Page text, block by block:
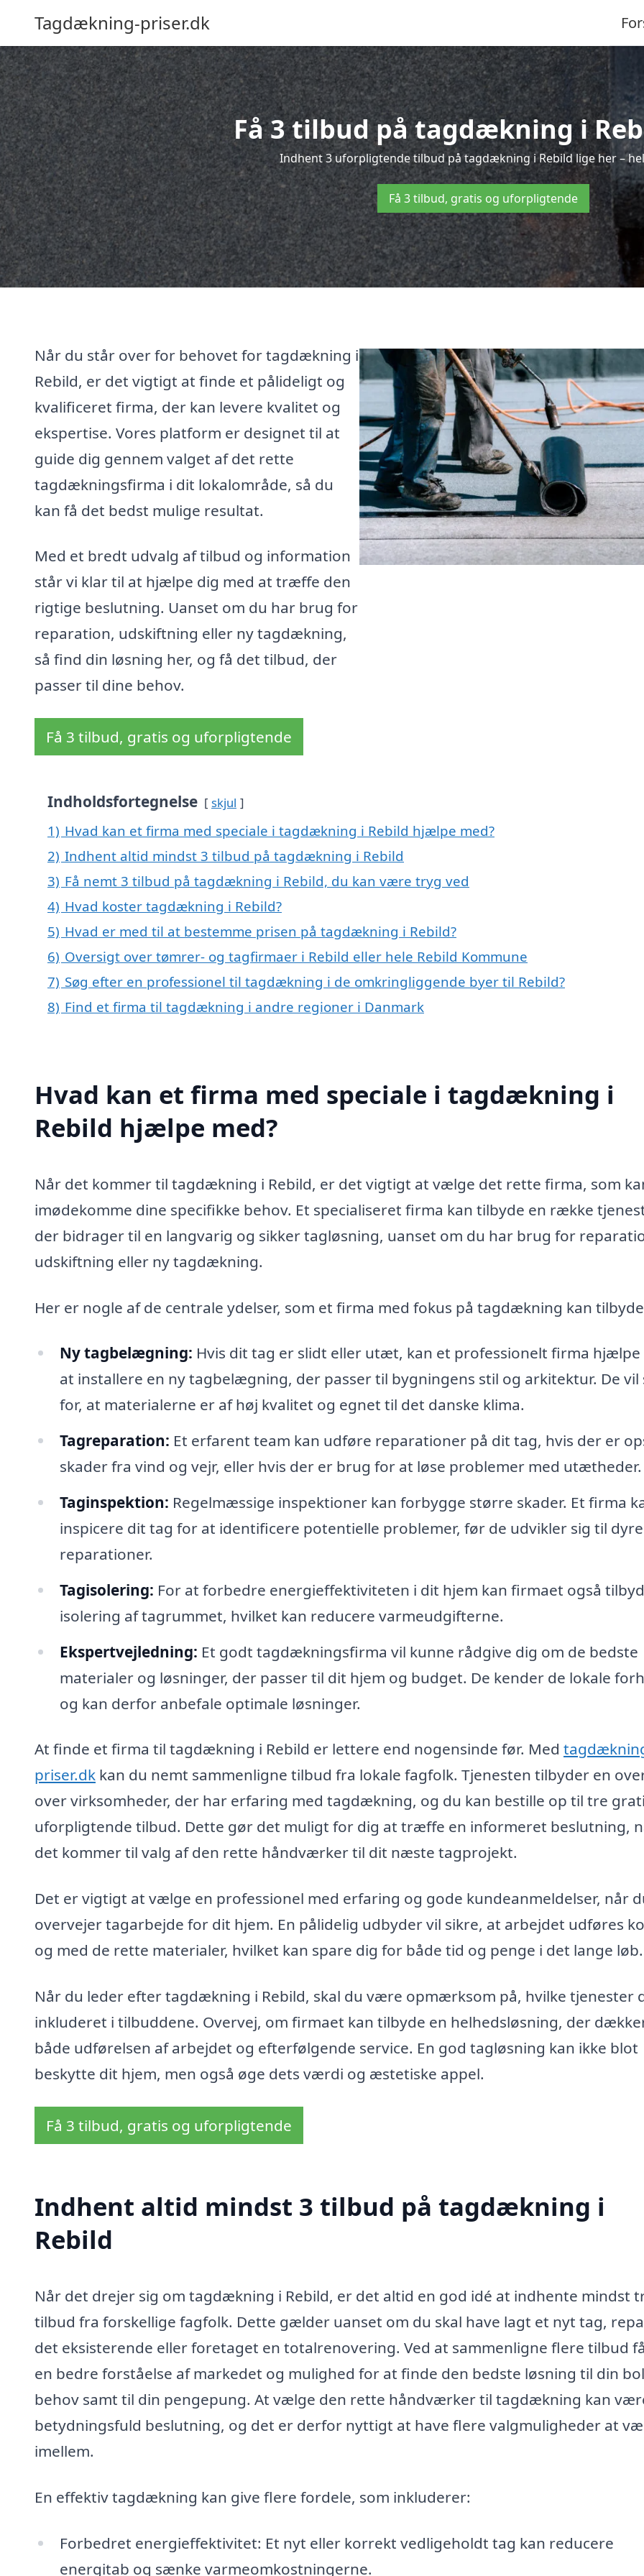
Tagdækning-priser.dk
Få 3 tilbud på tagdækning i
Indhent 3 uforpligtende tilbud på tagdækning i Rebild lige her –
Få 3 tilbud, gratis og uforpligtende
Når du står over for behovet for tagdækning i
Rebild, er det vigtigt at finde et pålideligt og
kvalificeret firma, der kan levere kvalitet og
ekspertise. Vores platform er designet til at
guide dig gennem valget af det rette
tagdækningsfirma i dit lokalområde, så du
kan få det bedst mulige resultat.
Med et bredt udvalg af tilbud og information
står vi klar til at hjælpe dig med at træffe den
rigtige beslutning. Uanset om du har brug for
reparation, udskiftning eller ny tagdækning,
så find din løsning her, og få det tilbud, der
passer til dine behov.
Få 3 tilbud, gratis og uforpligtende
Indholdsfortegnelse skjul
1) Hvad kan et firma med speciale i tagdækning i Rebild hjælpe med?
2) Indhent altid mindst 3 tilbud på tagdækning i Rebild
3) Få nemt 3 tilbud på tagdækning i Rebild, du kan være tryg ved
4) Hvad koster tagdækning i Rebild?
5) Hvad er med til at bestemme prisen på tagdækning i Rebild?
6) Oversigt over tømrer- og tagfirmaer i Rebild eller hele Rebild Kommune
7) Søg efter en professionel til tagdækning i de omkringliggende byer til Rebild?
8) Find et firma til tagdækning i andre regioner i Danmark
Hvad kan et firma med speciale i tagdækning i
Rebild hjælpe med?
Når det kommer til tagdækning i Rebild, er det vigtigt at vælge det rette firma, som
imødekomme dine specifikke behov. Et specialiseret firma kan tilbyde en række
der bidrager til en langvarig og sikker tagløsning, uanset om du har brug for
udskiftning eller ny tagdækning.
Her er nogle af de centrale ydelser, som et firma med fokus på tagdækning kan
Ny tagbelægning: Hvis dit tag er slidt eller utæt, kan et professionelt firma hjælpe
at installere en ny tagbelægning, der passer til bygningens stil og arkitektur. De vil
for, at materialerne er af høj kvalitet og egnet til det danske klima.
Tagreparation: Et erfarent team kan udføre reparationer på dit tag, hvis der er
skader fra vind og vejr, eller hvis der er brug for at løse problemer med utætheder.
Taginspektion: Regelmæssige inspektioner kan forbygge større skader. Et firma
inspicere dit tag for at identificere potentielle problemer, før de udvikler sig til dyre
reparationer.
Tagisolering: For at forbedre energieffektiviteten i dit hjem kan firmaet også
isolering af tagrummet, hvilket kan reducere varmeudgifterne.
Ekspertvejledning: Et godt tagdækningsfirma vil kunne rådgive dig om de bedste
materialer og løsninger, der passer til dit hjem og budget. De kender de lokale
og kan derfor anbefale optimale løsninger.
At finde et firma til tagdækning i Rebild er lettere end nogensinde før. Med
priser.dk kan du nemt sammenligne tilbud fra lokale fagfolk. Tjenesten tilbyder en
over virksomheder, der har erfaring med tagdækning, og du kan bestille op til tre
uforpligtende tilbud. Dette gør det muligt for dig at træffe en informeret beslutning,
det kommer til valg af den rette håndværker til dit næste tagprojekt.
Det er vigtigt at vælge en professionel med erfaring og gode kundeanmeldelser, når
overvejer tagarbejde for dit hjem. En pålidelig udbyder vil sikre, at arbejdet udføres
og med de rette materialer, hvilket kan spare dig for både tid og penge i det lange løb.
Når du leder efter tagdækning i Rebild, skal du være opmærksom på, hvilke tjenester
inkluderet i tilbuddene. Overvej, om firmaet kan tilbyde en helhedsløsning, der
både udførelsen af arbejdet og efterfølgende service. En god tagløsning kan ikke blot
beskytte dit hjem, men også øge dets værdi og æstetiske appel.
Få 3 tilbud, gratis og uforpligtende
Indhent altid mindst 3 tilbud på tagdækning i
Rebild
Når det drejer sig om tagdækning i Rebild, er det altid en god idé at indhente mindst
tilbud fra forskellige fagfolk. Dette gælder uanset om du skal have lagt et nyt tag,
det eksisterende eller foretaget en totalrenovering. Ved at sammenligne flere tilbud
en bedre forståelse af markedet og mulighed for at finde den bedste løsning til din
behov samt til din pengepung. At vælge den rette håndværker til tagdækning kan
betydningsfuld beslutning, og det er derfor nyttigt at have flere valgmuligheder at
imellem.
En effektiv tagdækning kan give flere fordele, som inkluderer:
Forbedret energieffektivitet: Et nyt eller korrekt vedligeholdt tag kan reducere
energitab og sænke varmeomkostningerne.